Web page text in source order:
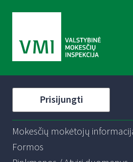
Prisijungti
Mokesčių mokėtojų
Formos